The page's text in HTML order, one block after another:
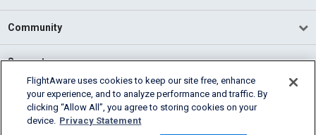
Community
Support
English (USA)
2026 FlightAware
FlightAware uses cookies to keep our site free, enhance
your experience, and to analyze performance and traffic. By
clicking “Allow All”, you agree to storing cookies on your
device. Privacy Statement